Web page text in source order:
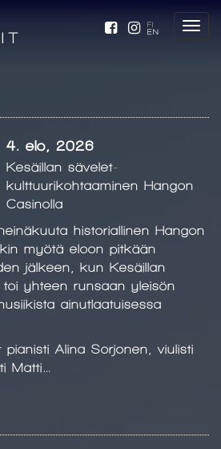
FI
EN
4. elo, 2026
Kesäillan sävelet-
kulttuurikohtaaminen Hangon
Casinolla
historiallinen Hangon
myötä eloon pitkään
jälkeen, kun Kesäillan
yhteen runsaan yleisön
ainutlaatuisessa
pianisti Alina Sorjonen, viulisti
Matti…